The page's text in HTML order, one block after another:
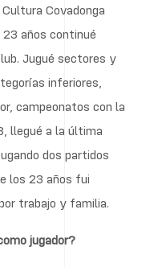
Covadonga
años continué
Jugué sectores y
inferiores,
campeonatos con la
llegué a la última
dos partidos
los 23 años fui
trabajo y familia.
jugador?